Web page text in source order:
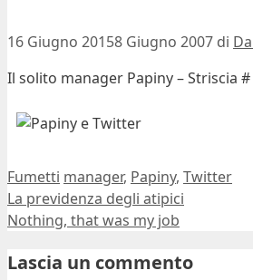
16 Giugno 20158 Giugno 2007 di
Il solito manager Papiny – Striscia #
Categorie
Fumetti Tag
manager, Papiny, Twitter
La previdenza degli atipici
Nothing, that was my job
Lascia un commento